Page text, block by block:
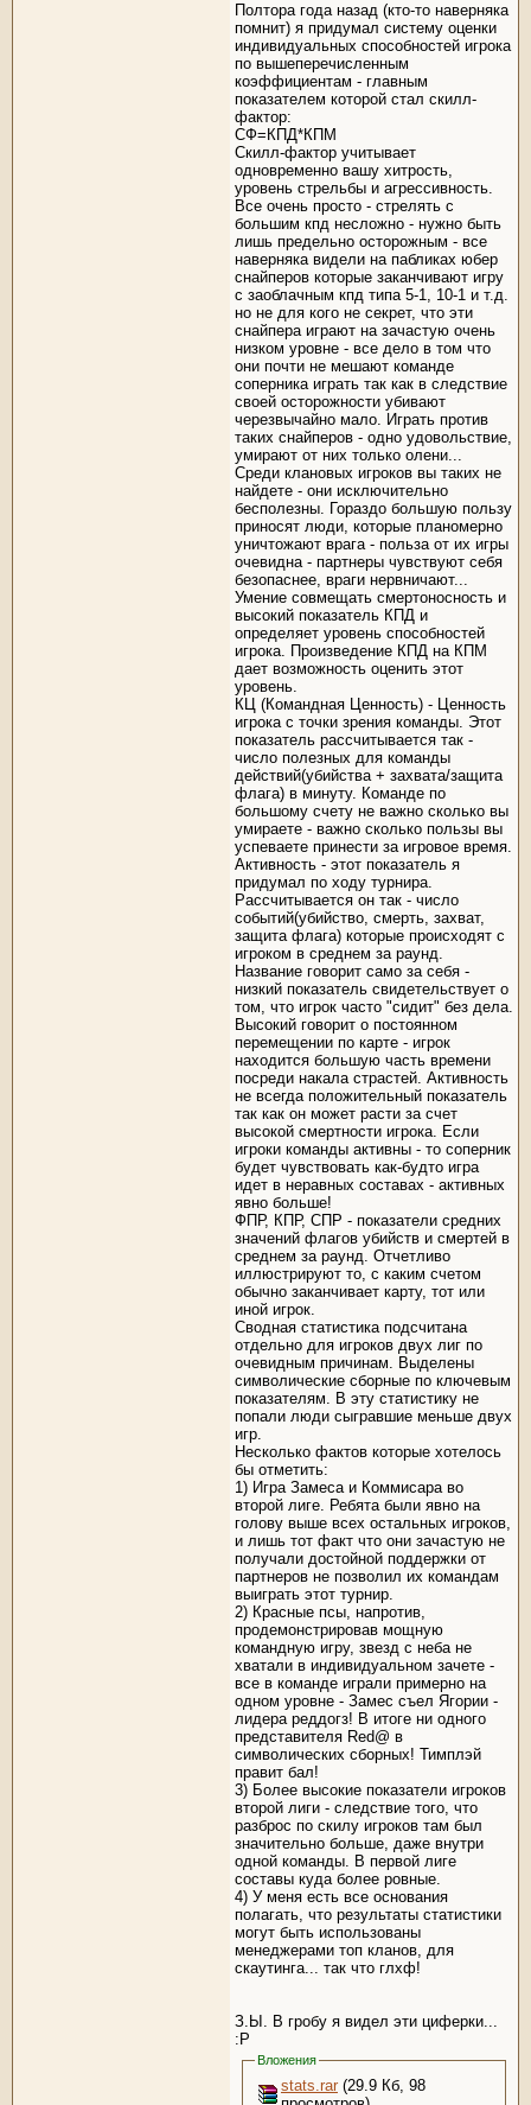
Полтора года назад (кто-то наверняка
помнит) я придумал систему оценки
индивидуальных способностей игрока
по вышеперечисленным
коэффициентам - главным
показателем которой стал скилл-
фактор:
СФ=КПД*КПМ
Скилл-фактор учитывает
одновременно вашу хитрость,
уровень стрельбы и агрессивность.
Все очень просто - стрелять с
большим кпд несложно - нужно быть
лишь предельно осторожным - все
наверняка видели на пабликах юбер
снайперов которые заканчивают игру
с заоблачным кпд типа 5-1, 10-1 и т.д.
но не для кого не секрет, что эти
снайпера играют на зачастую очень
низком уровне - все дело в том что
они почти не мешают команде
соперника играть так как в следствие
своей осторожности убивают
черезвычайно мало. Играть против
таких снайперов - одно удовольствие,
умирают от них только олени...
Среди клановых игроков вы таких не
найдете - они исключительно
бесполезны. Гораздо большую пользу
приносят люди, которые планомерно
уничтожают врага - польза от их игры
очевидна - партнеры чувствуют себя
безопаснее, враги нервничают...
Умение совмещать смертоносность и
высокий показатель КПД и
определяет уровень способностей
игрока. Произведение КПД на КПМ
дает возможность оценить этот
уровень.
КЦ (Командная Ценность) - Ценность
игрока с точки зрения команды. Этот
показатель рассчитывается так -
число полезных для команды
действий(убийства + захвата/защита
флага) в минуту. Команде по
большому счету не важно сколько вы
умираете - важно сколько пользы вы
успеваете принести за игровое время.
Активность - этот показатель я
придумал по ходу турнира.
Рассчитывается он так - число
событий(убийство, смерть, захват,
защита флага) которые происходят с
игроком в среднем за раунд.
Название говорит само за себя -
низкий показатель свидетельствует о
том, что игрок часто "сидит" без дела.
Высокий говорит о постоянном
перемещении по карте - игрок
находится большую часть времени
посреди накала страстей. Активность
не всегда положительный показатель
так как он может расти за счет
высокой смертности игрока. Если
игроки команды активны - то соперник
будет чувствовать как-будто игра
идет в неравных составах - активных
явно больше!
ФПР, КПР, СПР - показатели средних
значений флагов убийств и смертей в
среднем за раунд. Отчетливо
иллюстрируют то, с каким счетом
обычно заканчивает карту, тот или
иной игрок.
Сводная статистика подсчитана
отдельно для игроков двух лиг по
очевидным причинам. Выделены
символические сборные по ключевым
показателям. В эту статистику не
попали люди сыгравшие меньше двух
игр.
Несколько фактов которые хотелось
бы отметить:
1) Игра Замеса и Коммисара во
второй лиге. Ребята были явно на
голову выше всех остальных игроков,
и лишь тот факт что они зачастую не
получали достойной поддержки от
партнеров не позволил их командам
выиграть этот турнир.
2) Красные псы, напротив,
продемонстрировав мощную
командную игру, звезд с неба не
хватали в индивидуальном зачете -
все в команде играли примерно на
одном уровне - Замес съел Ягории -
лидера реддогз! В итоге ни одного
представителя Red@ в
символических сборных! Тимплэй
правит бал!
3) Более высокие показатели игроков
второй лиги - следствие того, что
разброс по скилу игроков там был
значительно больше, даже внутри
одной команды. В первой лиге
составы куда более ровные.
4) У меня есть все основания
полагать, что результаты статистики
могут быть использованы
менеджерами топ кланов, для
скаутинга... так что глхф!
З.Ы. В гробу я видел эти циферки...
:Р
Вложения
stats.rar (29.9 Кб, 98